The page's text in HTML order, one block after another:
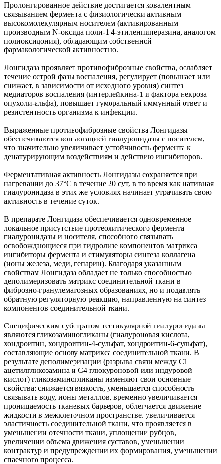
Пролонгированное действие достигается ковалентным
связыванием фермента с физиологически активным
высокомолекулярным носителем (активированным
производным N-оксида поли-1.4-этиленпиперазина, аналогом
полиоксидония), обладающим собственной
фармакологической активностью.
Лонгидаза проявляет противофиброзные свойства, ослабляет
течение острой фазы воспаления, регулирует (повышает или
снижает, в зависимости от исходного уровня) синтез
медиаторов воспаления (интерлейкина-1 и фактора некроза
опухоли-альфа), повышает гуморальный иммунный ответ и
резистентность организма к инфекции.
Выраженные противофиброзные свойства Лонгидазы
обеспечиваются конъюгацией гиалуронидазы с носителем,
что значительно увеличивает устойчивость фермента к
денатурирующим воздействиям и действию ингибиторов.
Ферментативная активность Лонгидазы сохраняется при
нагревании до 37°С в течение 20 сут, в то время как нативная
гиалуронидаза в этих же условиях начинает утрачивать свою
активность в течение суток.
В препарате Лонгидаза обеспечивается одновременное
локальное присутствие протеолитического фермента
гиалуронидазы и носителя, способного связывать
освобождающиеся при гидролизе компонентов матрикса
ингибиторы фермента и стимуляторы синтеза коллагена
(ионы железа, меди, гепарин). Благодаря указанным
свойствам Лонгидаза обладает не только способностью
деполимеризовать матрикс соединительной ткани в
фиброзно-гранулематозных образованиях, но и подавлять
обратную регуляторную реакцию, направленную на синтез
компонентов соединительной ткани.
Специфическим субстратом тестикулярной гиалуронидазы
являются гликозаминогликаны (гиалуроновая кислота,
хондроитин, хондроитин-4-сульфат, хондроитин-6-сульфат),
составляющие основу матрикса соединительной ткани. В
результате деполимеризации (разрыва связи между С1
ацетилгликозамина и С4 глюкуроновой или индуровой
кислот) гликозаминогликаны изменяют свои основные
свойства: снижается вязкость, уменьшается способность
связывать воду, ионы металлов, временно увеличивается
проницаемость тканевых барьеров, облегчается движение
жидкости в межклеточном пространстве, увеличивается
эластичность соединительной ткани, что проявляется в
уменьшении отечности ткани, уплощении рубцов,
увеличении объема движения суставов, уменьшении
контрактур и предупреждении их формирования, уменьшении
спаечного процесса.